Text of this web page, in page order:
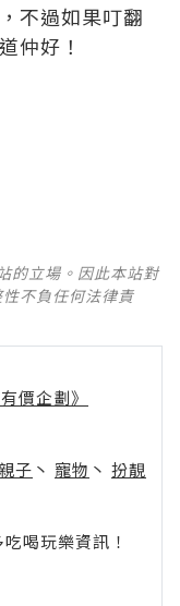
不過如果叮翻
仲好！
的立場。因此本站對
不負任何法律責
價企劃》
子 丶 寵物 丶 扮靚
喝玩樂資訊！